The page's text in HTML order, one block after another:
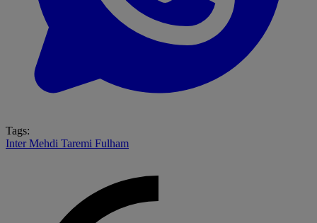
Tags:
InterMehdi Taremi Fulham